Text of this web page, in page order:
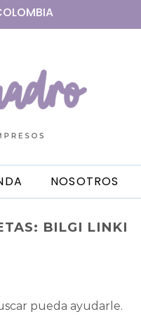
NOSOTROS
BILGI LINKI
pueda ayudarle.